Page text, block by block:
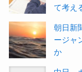
て考え
朝日新
ージャ
か